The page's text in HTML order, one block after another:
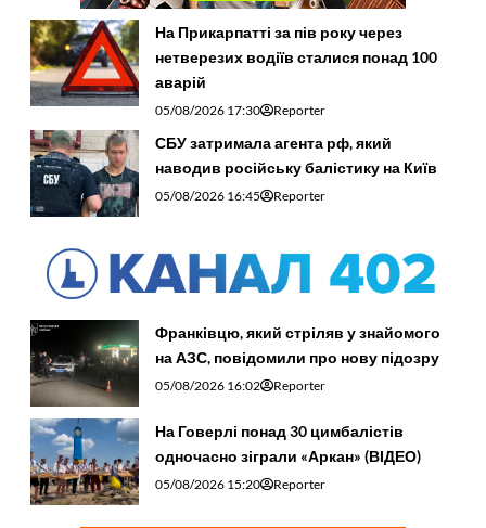
На Прикарпатті за пів року через
нетверезих водіїв сталися понад 100
аварій
05/08/2026 17:30 Reporter
СБУ затримала агента рф, який
наводив російську балістику на Київ
05/08/2026 16:45 Reporter
Франківцю, який стріляв у знайомого
на АЗС, повідомили про нову підозру
05/08/2026 16:02 Reporter
На Говерлі понад 30 цимбалістів
одночасно зіграли «Аркан» (ВІДЕО)
05/08/2026 15:20 Reporter